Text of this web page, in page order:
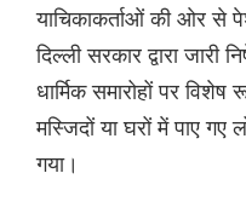
याचिकाकर्ताओं की ओर से
दिल्ली सरकार द्वारा जारी
धार्मिक समारोहों पर
मस्जिदों या घरों में पाए
गया।